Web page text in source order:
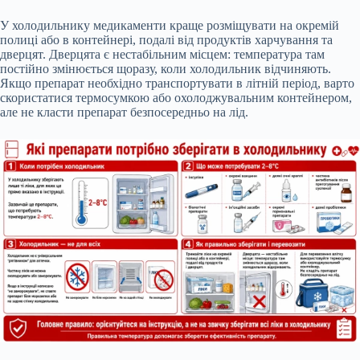
У холодильнику медикаменти краще розміщувати на окремій
полиці або в контейнері, подалі від продуктів харчування та
дверцят. Дверцята є нестабільним місцем: температура там
постійно змінюється щоразу, коли холодильник відчиняють.
Якщо препарат необхідно транспортувати в літній період, варто
скористатися термосумкою або охолоджувальним контейнером,
але не класти препарат безпосередньо на лід.